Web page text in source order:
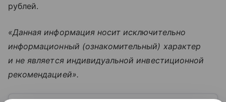
рублей.
«Данная информация носит исключительно
информационный (ознакомительный) характер
и не является индивидуальной инвестиционной
рекомендацией».